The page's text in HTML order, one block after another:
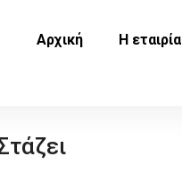
Αρχική Η εταιρία